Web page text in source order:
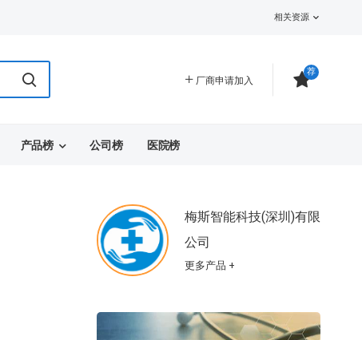
相关资源
厂商申请加入
荐
产品榜 公司榜 医院榜
梅斯智能科技(深圳)有限
公司
更多产品 +